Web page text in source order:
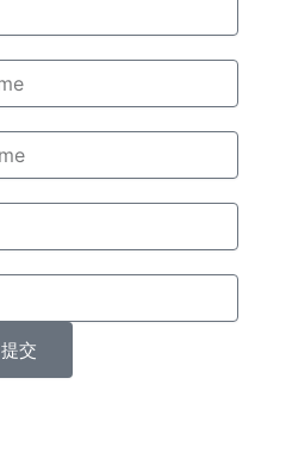
提交